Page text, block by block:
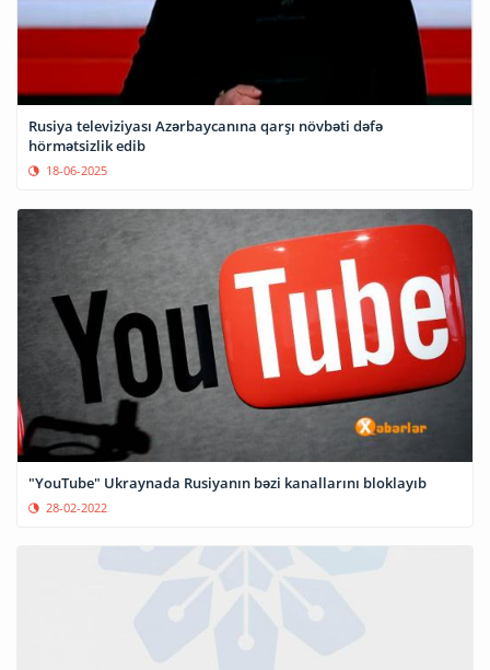
Rusiya televiziyası Azərbaycanına qarşı növbəti dəfə
hörmətsizlik edib
18-06-2025
"YouTube" Ukraynada Rusiyanın bəzi kanallarını bloklayıb
28-02-2022